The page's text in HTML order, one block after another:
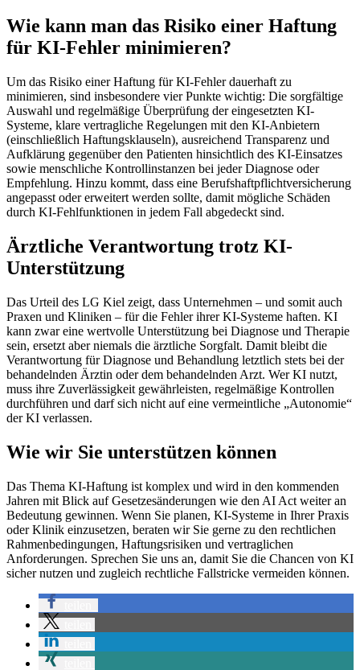
Wie kann man das Risiko einer Haftung
für KI-Fehler minimieren?
Um das Risiko einer Haftung für KI-Fehler dauerhaft zu
minimieren, sind insbesondere vier Punkte wichtig: Die sorgfältige
Auswahl und regelmäßige Überprüfung der eingesetzten KI-
Systeme, klare vertragliche Regelungen mit den KI-Anbietern
(einschließlich Haftungsklauseln), ausreichend Transparenz und
Aufklärung gegenüber den Patienten hinsichtlich des KI-Einsatzes
sowie menschliche Kontrollinstanzen bei jeder Diagnose oder
Empfehlung. Hinzu kommt, dass eine Berufshaftpflichtversicherung
angepasst oder erweitert werden sollte, damit mögliche Schäden
durch KI-Fehlfunktionen in jedem Fall abgedeckt sind.
Ärztliche Verantwortung trotz KI-
Unterstützung
Das Urteil des LG Kiel zeigt, dass Unternehmen – und somit auch
Praxen und Kliniken – für die Fehler ihrer KI-Systeme haften. KI
kann zwar eine wertvolle Unterstützung bei Diagnose und Therapie
sein, ersetzt aber niemals die ärztliche Sorgfalt. Damit bleibt die
Verantwortung für Diagnose und Behandlung letztlich stets bei der
behandelnden Ärztin oder dem behandelnden Arzt. Wer KI nutzt,
muss ihre Zuverlässigkeit gewährleisten, regelmäßige Kontrollen
durchführen und darf sich nicht auf eine vermeintliche „Autonomie“
der KI verlassen.
Wie wir Sie unterstützen können
Das Thema KI-Haftung ist komplex und wird in den kommenden
Jahren mit Blick auf Gesetzesänderungen wie den AI Act weiter an
Bedeutung gewinnen. Wenn Sie planen, KI-Systeme in Ihrer Praxis
oder Klinik einzusetzen, beraten wir Sie gerne zu den rechtlichen
Rahmenbedingungen, Haftungsrisiken und vertraglichen
Anforderungen. Sprechen Sie uns an, damit Sie die Chancen von KI
sicher nutzen und zugleich rechtliche Fallstricke vermeiden können.